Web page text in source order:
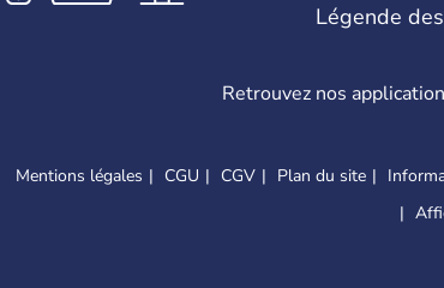
Légende
Retrouvez nos
Mentions légales CGU CGV Plan du site